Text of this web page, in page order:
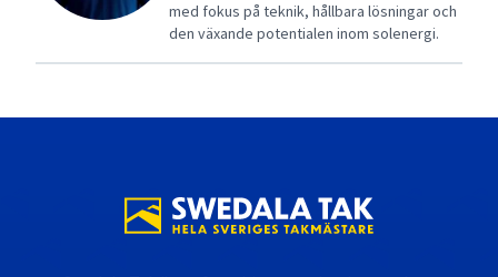
med fokus på teknik, hållbara lösningar och
den växande potentialen inom solenergi.